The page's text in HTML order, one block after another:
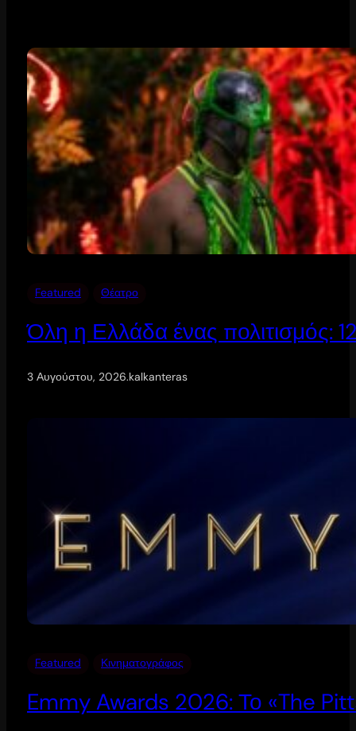
Featured Θέατρο
Όλη η Ελλάδα ένας πολιτισμός:
3 Αυγούστου, 2026.kalkanteras
Featured Κινηματογράφος
Emmy Awards 2026: Το «The